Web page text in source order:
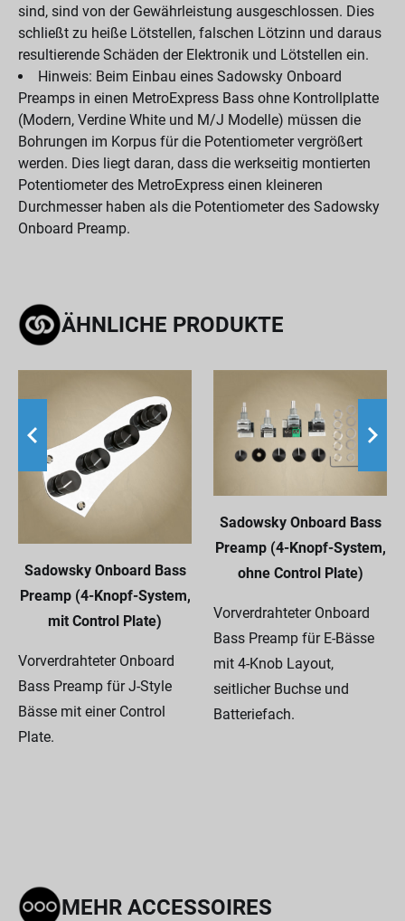
sind, sind von der Gewährleistung ausgeschlossen. Dies
schließt zu heiße Lötstellen, falschen Lötzinn und daraus
resultierende Schäden der Elektronik und Lötstellen ein.
Hinweis: Beim Einbau eines Sadowsky Onboard
Preamps in einen MetroExpress Bass ohne Kontrollplatte
(Modern, Verdine White und M/J Modelle) müssen die
Bohrungen im Korpus für die Potentiometer vergrößert
werden. Dies liegt daran, dass die werkseitig montierten
Potentiometer des MetroExpress einen kleineren
Durchmesser haben als die Potentiometer des Sadowsky
Onboard Preamp.
ÄHNLICHE PRODUKTE
Sadowsky Onboard Bass
Preamp (4-Knopf-System,
mit Control Plate)
Vorverdrahteter Onboard
Bass Preamp für J-Style
Bässe mit einer Control
Plate.
Sadowsky Onboard Bass
Preamp (4-Knopf-System,
ohne Control Plate)
Vorverdrahteter Onboard
Bass Preamp für E-Bässe
mit 4-Knob Layout,
seitlicher Buchse und
Batteriefach.
MEHR ACCESSOIRES